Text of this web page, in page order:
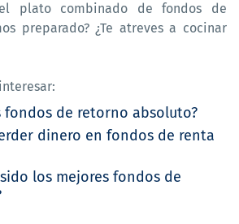
plato combinado de fondos de
preparado? ¿Te atreves a cocinar
fondos de retorno absoluto?
dinero en fondos de renta
los mejores fondos de